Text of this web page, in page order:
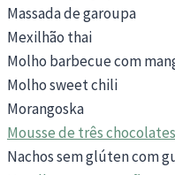
Massada de garoupa
Mexilhão thai
Molho barbecue com
Molho sweet chili
Morangoska
Mousse de três chocolates
Nachos sem glúten com